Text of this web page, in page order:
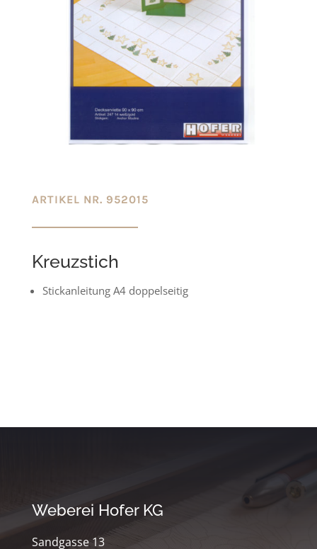
ARTIKEL NR. 952015
Kreuzstich
Stickanleitung A4 doppelseitig
Weberei Hofer KG
Sandgasse 13